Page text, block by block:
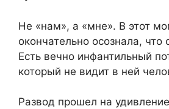
Не «нам», а «мне». В этот
окончательно осознала, что
Есть вечно инфантильный
который не видит в ней
Развод прошел на